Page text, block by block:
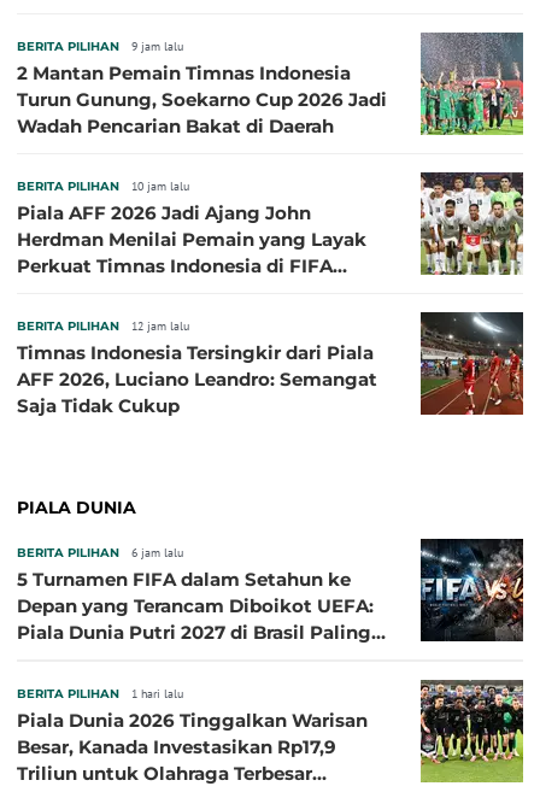
BERITA PILIHAN 9 jam lalu
2 Mantan Pemain Timnas Indonesia
Turun Gunung, Soekarno Cup 2026 Jadi
Wadah Pencarian Bakat di Daerah
BERITA PILIHAN 10 jam lalu
Piala AFF 2026 Jadi Ajang John
Herdman Menilai Pemain yang Layak
Perkuat Timnas Indonesia di FIFA
BERITA PILIHAN 12 jam lalu
Timnas Indonesia Tersingkir dari Piala
AFF 2026, Luciano Leandro: Semangat
Saja Tidak Cukup
PIALA DUNIA
BERITA PILIHAN 6 jam lalu
5 Turnamen FIFA dalam Setahun ke
Depan yang Terancam Diboikot UEFA:
Piala Dunia Putri 2027 di Brasil Paling
BERITA PILIHAN 1 hari lalu
Piala Dunia 2026 Tinggalkan Warisan
Besar, Kanada Investasikan Rp17,9
Triliun untuk Olahraga Terbesar